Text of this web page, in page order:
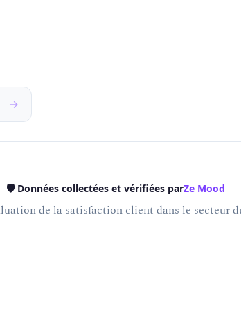
→
🛡️ Données collectées et vérifiées parZe Mood
de la satisfaction client dans le secteur